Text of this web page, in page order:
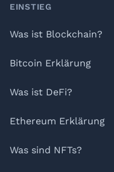
Footer
EINSTIEG
Was ist Blockchain?
Bitcoin Erklärung
Was ist DeFi?
Ethereum Erklärung
Was sind NFTs?